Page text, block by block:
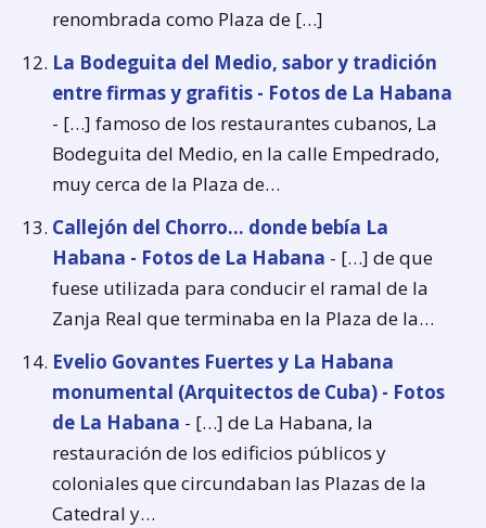
renombrada como Plaza de […]
La Bodeguita del Medio, sabor y tradición
entre firmas y grafitis - Fotos de La Habana
- […] famoso de los restaurantes cubanos, La
Bodeguita del Medio, en la calle Empedrado,
muy cerca de la Plaza de…
Callejón del Chorro... donde bebía La
Habana - Fotos de La Habana - […] de que
fuese utilizada para conducir el ramal de la
Zanja Real que terminaba en la Plaza de la…
Evelio Govantes Fuertes y La Habana
monumental (Arquitectos de Cuba) - Fotos
de La Habana - […] de La Habana, la
restauración de los edificios públicos y
coloniales que circundaban las Plazas de la
Catedral y…